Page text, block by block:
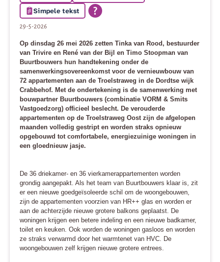
Simpele tekst
29-5-2026
Op dinsdag 26 mei 2026 zetten Tinka van Rood, bestuurder
van Trivire en René van der Bijl en Timo Stoopman van
Buurtbouwers hun handtekening onder de
samenwerkingsovereenkomst voor de vernieuwbouw van
72 appartementen aan de Troelstraweg in de Dordtse wijk
Crabbehof. Met de ondertekening is de samenwerking met
bouwpartner Buurtbouwers (combinatie VORM & Smits
Vastgoedzorg) officieel beslecht. De verouderde
appartementen op de Troelstraweg Oost zijn de afgelopen
maanden volledig gestript en worden straks opnieuw
opgebouwd tot comfortabele, energiezuinige woningen in
een gloednieuw jasje.
De 36 driekamer- en 36 vierkamerappartementen worden
grondig aangepakt. Als het team van Buurtbouwers klaar is, zit
er een nieuwe goedgeïsoleerde schil om de woongebouwen,
zijn de appartementen voorzien van HR++ glas en worden er
aan de achterzijde nieuwe grotere balkons geplaatst. De
woningen krijgen een betere indeling en een nieuwe badkamer,
toilet en keuken. Ook worden de woningen gasloos en worden
ze straks verwarmd door het warmtenet van HVC. De
woongebouwen zelf krijgen nieuwe grotere entrees.